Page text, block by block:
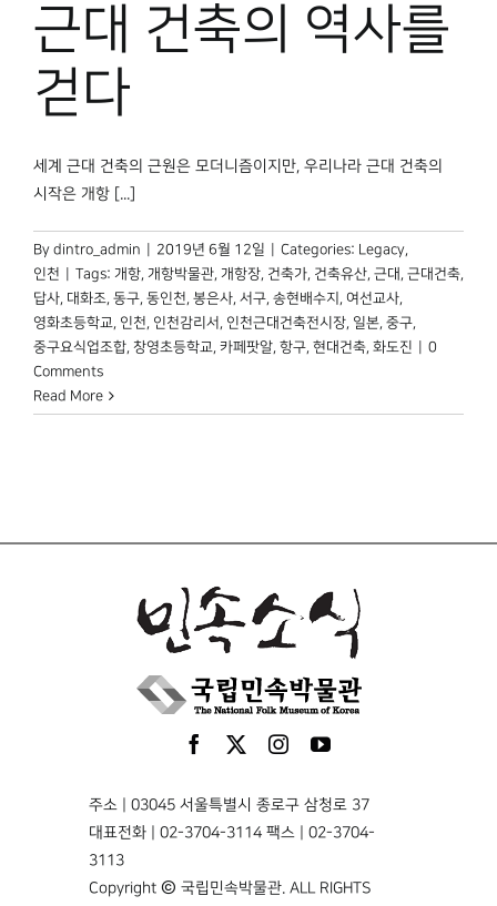
근대 건축의 역사를
걷다
세계 근대 건축의 근원은 모더니즘이지만, 우리나라 근대 건축의
시작은 개항 [...]
By dintro_admin 2019년 6월 12일 Categories: Legacy,
인천
Tags: 개항, 개항박물관, 개항장, 건축가, 건축유산, 근대 , 근대건축,
답사, 대화조, 동구, 동인천, 봉은사, 서구, 송현배수지 , 여선교사,
영화초등학교, 인천, 인천감리서 , 인천근대건축전시장, 일본, 중구,
중구요식업조합, 창영초등학교, 카페팟알, 항구, 현대건축, 화도진
0
Comments
Read More
주소 | 03045 서울특별시 종로구 삼청로 37
대표전화 | 02-3704-3114 팩스 | 02-3704-
3113
Copyright © 국립민속박물관. ALL RIGHTS